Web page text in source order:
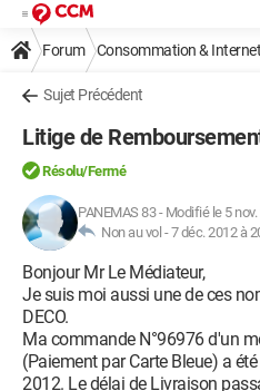
Forum Consommation & Internet
Sujet Précédent
Litige de
Résolu/Fermé
PANEMAS 83- Modifié le 5
Non au vol -7 déc. 2012 à
Bonjour Mr Le Médiateur,
Je suis moi aussi une de ces
DECO.
Ma commande N°96976 d'un
(Paiement par Carte Bleue) a
2012. Le délai de Livraison